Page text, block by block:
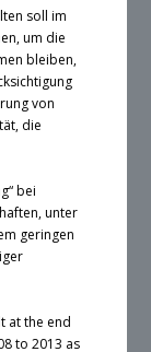
soll im
um die
bleiben,
von
die
bei
unter
geringen
at the end
to 2013 as